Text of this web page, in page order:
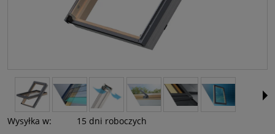
Wysyłka w: 15 dni roboczych